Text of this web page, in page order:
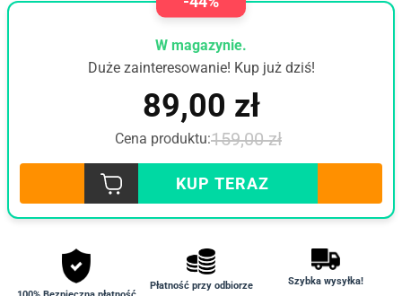
-44%
W magazynie.
Duże zainteresowanie! Kup już dziś!
89,00 zł
Cena produktu:159,00zł
KUP TERAZ